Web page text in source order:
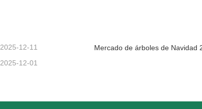
2025-12-11
2025-12-01